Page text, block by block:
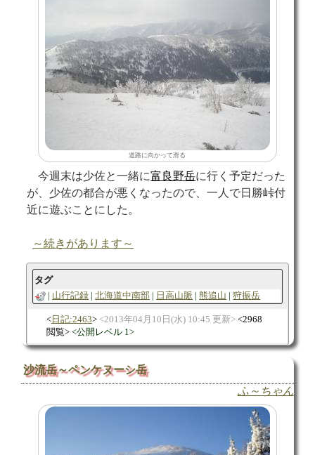
道路に向かって滑る
今週末は少佐と一緒に富良野岳に行く予定だった
が、少佐の都合が悪くなったので、一人で日勝峠付
近に遊ぶことにした。
～続きがあります～
タグ
山行記録
北海道中南部 日高山脈 熊追山 狩振岳
日記:2463 2013年04月10日(水) 10:45 更新
2968
閲覧
公開レベル 1
沙流岳～ペンケヌーシ岳
ふ～ちゃん